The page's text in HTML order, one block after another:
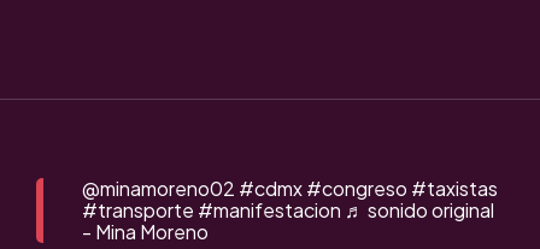
@minamoreno02 #cdmx#congreso #taxistas
#transporte #manifestacion ♬ sonido original
- Mina Moreno